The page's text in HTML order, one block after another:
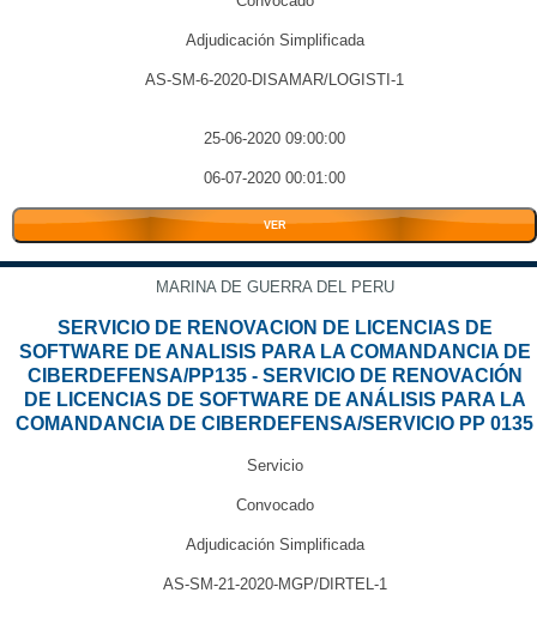
Adjudicación Simplificada
AS-SM-6-2020-DISAMAR/LOGISTI-1
25-06-2020 09:00:00
06-07-2020 00:01:00
VER
MARINA DE GUERRA DEL PERU
SERVICIO DE RENOVACION DE LICENCIAS DE
SOFTWARE DE ANALISIS PARA LA COMANDANCIA DE
CIBERDEFENSA/PP135 - SERVICIO DE RENOVACIÓN
DE LICENCIAS DE SOFTWARE DE ANÁLISIS PARA LA
COMANDANCIA DE CIBERDEFENSA/SERVICIO PP 0135
Servicio
Convocado
Adjudicación Simplificada
AS-SM-21-2020-MGP/DIRTEL-1